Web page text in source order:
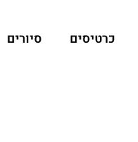
כרטיסים סיורים